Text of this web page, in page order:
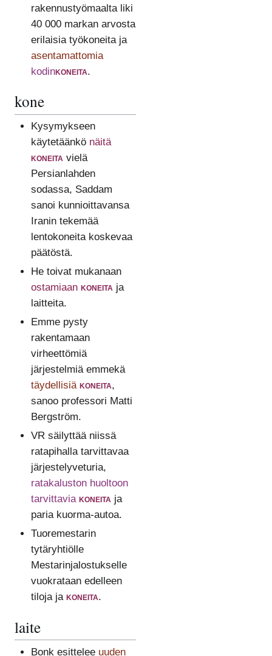
rakennustyömaalta liki
40 000 markan arvosta
erilaisia työkoneita ja
asentamattomia
kodinkoneita.
kone
Kysymykseen
käytetäänkö näitä
koneitavielä
Persianlahden
sodassa, Saddam
sanoi kunnioittavansa
Iranin tekemää
lentokoneita koskevaa
päätöstä.
He toivat mukanaan
ostamiaan koneitaja
laitteita.
Emme pysty
rakentamaan
virheettömiä
järjestelmiä emmekä
täydellisiä koneita,
sanoo professori Matti
Bergström.
VR säilyttää niissä
ratapihalla tarvittavaa
järjestelyveturia,
ratakaluston huoltoon
tarvittavia koneitaja
paria kuorma-autoa.
Tuoremestarin
tytäryhtiölle
Mestarinjalostukselle
vuokrataan edelleen
tiloja ja koneita.
laite
Bonk esittelee uuden